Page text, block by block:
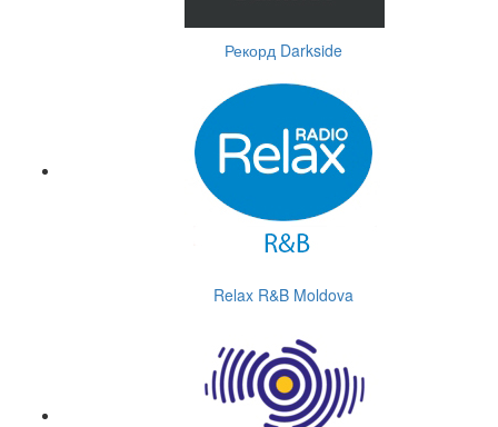
Рекорд Darkside
Relax R&B Moldova